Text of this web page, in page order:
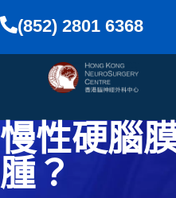
(852) 2801 6368
慢性硬腦
腫？